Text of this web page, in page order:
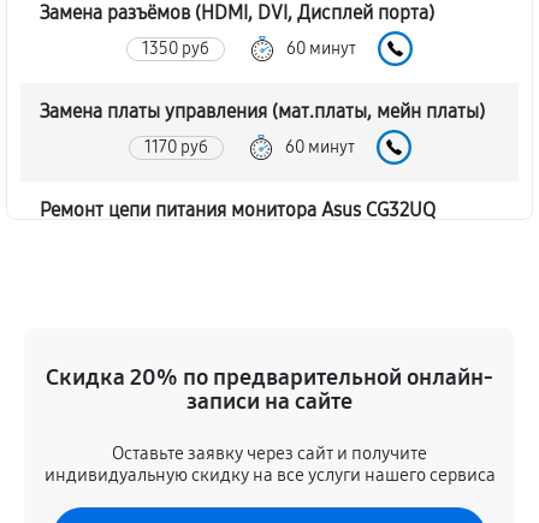
Замена разъёмов (HDMI, DVI, Дисплей порта)
1350 руб 60 минут
Замена платы управления (мат.платы, мейн платы)
1170 руб 60 минут
Ремонт цепи питания монитора Asus CG32UQ
Замена лампы подсветки
60 минут
Ремонт блока управления
Скидка 20% по предварительной онлайн-
записи на сайте
Оставьте заявку через сайт и получите
индивидуальную скидку на все услуги нашего сервиса